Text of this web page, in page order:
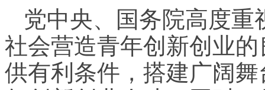
党中央、国务院高度
社会营造青年创新创业
供有利条件，搭建广阔